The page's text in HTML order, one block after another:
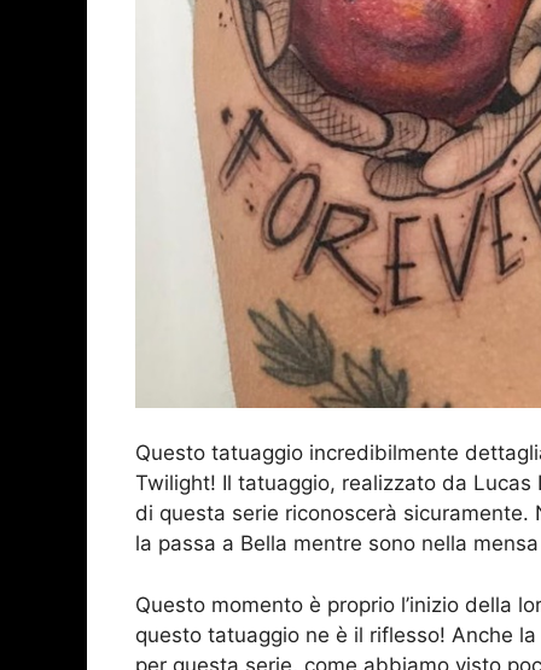
Questo tatuaggio incredibilmente
Twilight! Il tatuaggio, realizzato da
di questa serie riconoscerà
la passa a Bella mentre sono nella
Questo momento è proprio l’inizio della
questo tatuaggio ne è il riflesso! Anche
per questa serie, come abbiamo visto